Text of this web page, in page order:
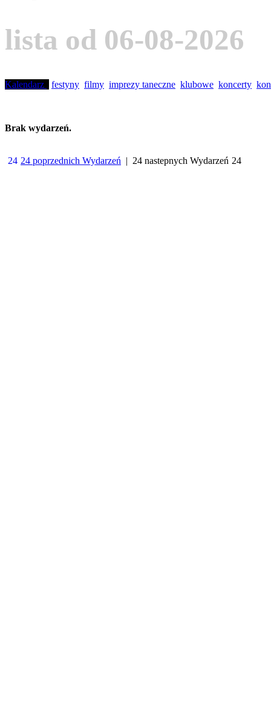
lista od 06-08-2026
Kalendarz festyny filmy imprezy taneczne klubowe koncerty
Brak wydarzeń.
24 poprzednich Wydarzeń | 24 nastepnych Wydarzeń